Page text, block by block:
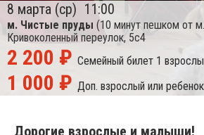
8 марта (ср) 11:00
м. Чистые пруды (10 минут пешком от
Кривоколенный переулок, 5с4
2 200 ₽ Семейный билет 1
1 000 ₽ Доп. взрослый или